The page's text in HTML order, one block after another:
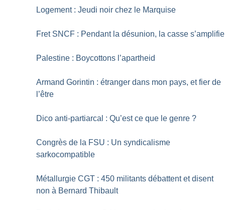
Logement : Jeudi noir chez le Marquise
Fret SNCF : Pendant la désunion, la casse s’amplifie
Palestine : Boycottons l’apartheid
Armand Gorintin : étranger dans mon pays, et fier de
l’être
Dico anti-partiarcal : Qu’est ce que le genre ?
Congrès de la FSU : Un syndicalisme
sarkocompatible
Métallurgie CGT : 450 militants débattent et disent
non à Bernard Thibault